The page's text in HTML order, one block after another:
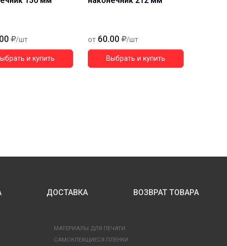
/шт
и купить
от 60.00 /шт
Выбрать и купить
ДОСТАВКА ВОЗВРАТ ТОВАРА
МАТЕРИАЛЫ ДЛЯ ПЕЧАТИ
САМОКЛЕЯЩИЕСЯ ПЛЕНКИ